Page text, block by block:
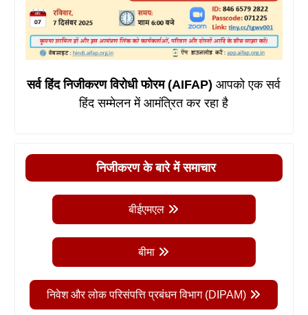
सर्व हिंद निजीकरण विरोधी फोरम (AIFAP)आपको एक सर्व
हिंद सम्मेलन में आमंत्रित कर रहा है
निजीकरण के बारे में समाचार
बीईएमएल
बीमा
निवेश और लोक परिसंपत्ति प्रबंधन विभाग (DIPAM)